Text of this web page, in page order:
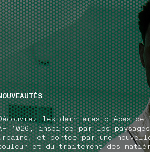
NAVIGATION.ARIA.GOTOFOOTER
les dernières pièces
'026, inspirée par les
et portée par une
et du traitement des